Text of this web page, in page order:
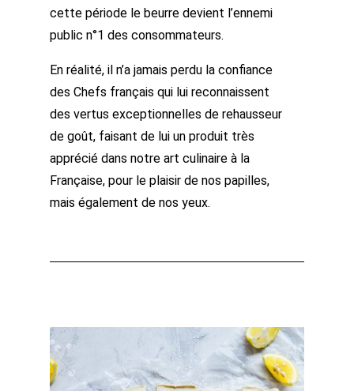
cette période le beurre devient l’ennemi
public n°1 des consommateurs.
En réalité, il n’a jamais perdu la confiance
des Chefs français qui lui reconnaissent
des vertus exceptionnelles de rehausseur
de goût, faisant de lui un produit très
apprécié dans notre art culinaire à la
Française, pour le plaisir de nos papilles,
mais également de nos yeux.